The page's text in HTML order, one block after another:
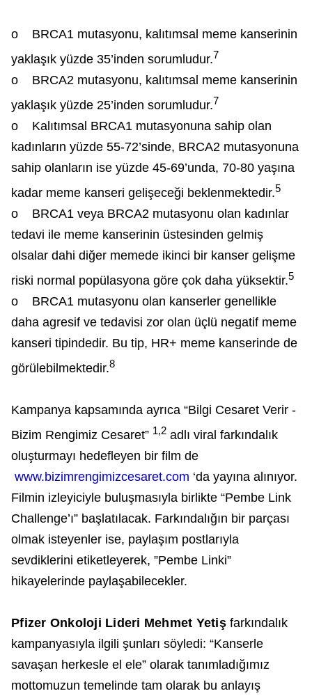
o BRCA1 mutasyonu, kalıtımsal meme kanserinin
yaklaşık yüzde 35’inden sorumludur.7
o BRCA2 mutasyonu, kalıtımsal meme kanserinin
yaklaşık yüzde 25’inden sorumludur.7
o Kalıtımsal BRCA1 mutasyonuna sahip olan
kadınların yüzde 55-72’sinde, BRCA2 mutasyonuna
sahip olanların ise yüzde 45-69’unda, 70-80 yaşına
kadar meme kanseri gelişeceği beklenmektedir.5
o BRCA1 veya BRCA2 mutasyonu olan kadınlar
tedavi ile meme kanserinin üstesinden gelmiş
olsalar dahi diğer memede ikinci bir kanser gelişme
riski normal popülasyona göre çok daha yüksektir.5
o BRCA1 mutasyonu olan kanserler genellikle
daha agresif ve tedavisi zor olan üçlü negatif meme
kanseri tipindedir. Bu tip, HR+ meme kanserinde de
görülebilmektedir.8
Kampanya kapsamında ayrıca “Bilgi Cesaret Verir -
Bizim Rengimiz Cesaret” 1,2 adlı viral farkındalık
oluşturmayı hedefleyen bir film de
www.bizimrengimizcesaret.com ‘da yayına alınıyor.
Filmin izleyiciyle buluşmasıyla birlikte “Pembe Link
Challenge’ı” başlatılacak. Farkındalığın bir parçası
olmak isteyenler ise, paylaşım postlarıyla
sevdiklerini etiketleyerek, ”Pembe Linki”
hikayelerinde paylaşabilecekler.
Pfizer Onkoloji Lideri Mehmet Yetişfarkındalık
kampanyasıyla ilgili şunları söyledi: “Kanserle
savaşan herkesle el ele” olarak tanımladığımız
mottomuzun temelinde tam olarak bu anlayış